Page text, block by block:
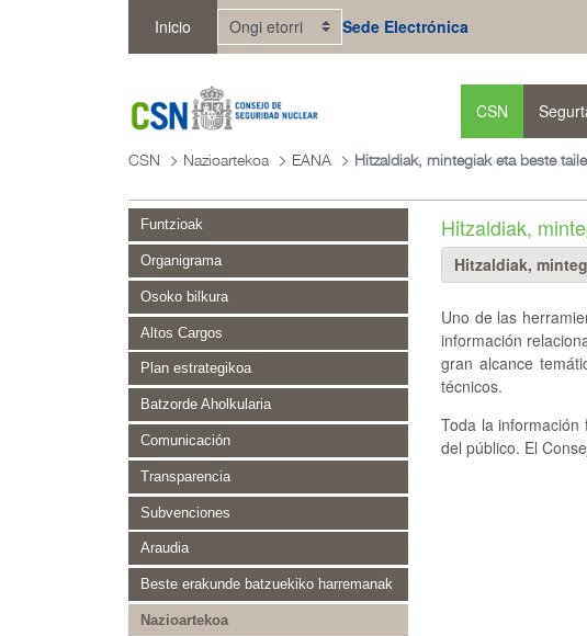
Inicio Sede Electrónica
CSN
CSN Nazioartekoa EANA
Funtzioak
Organigrama
Osoko bilkura
Altos Cargos
Plan estrategikoa
Batzorde Aholkularia
Comunicación
Transparencia
Subvenciones
Araudia
Beste erakunde batzuekiko harremanak
Nazioartekoa
Hitzaldiak,
Uno de las
información
gran alcance
técnicos.
Toda la
del público. El